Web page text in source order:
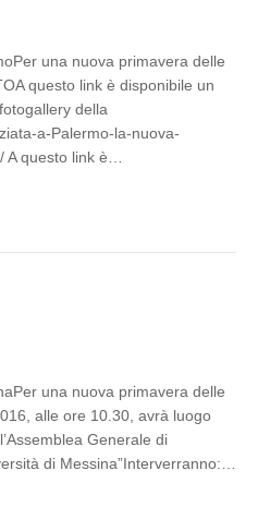
una nuova primavera delle
questo link è disponibile un
della
a-Palermo-la-nuova-
A questo link è…
una nuova primavera delle
alle ore 10.30, avrà luogo
Generale di
di Messina”Interverranno:…